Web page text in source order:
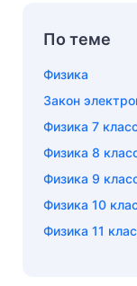
По теме
Физика
Закон
Физика 7
Физика 8
Физика 9
Физика 10
Физика 11